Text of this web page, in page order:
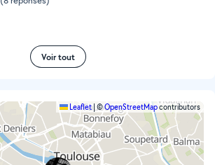
Voir tout
Leaflet ©OpenStreetMapcontributors